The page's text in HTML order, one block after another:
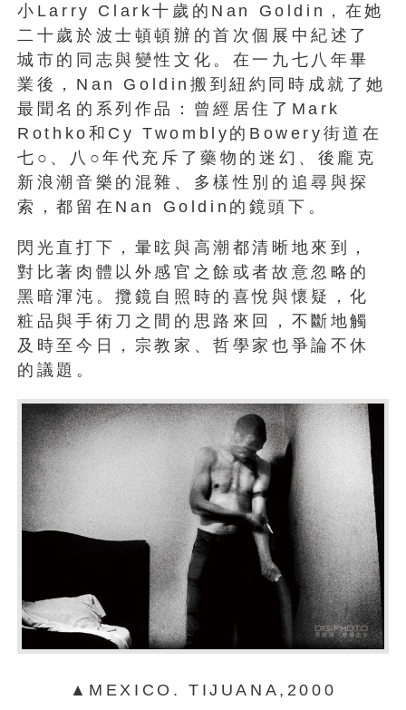
小Larry Clark十歲的Nan Goldin，在她
二十歲於波士頓頓辦的首次個展中紀述了
城市的同志與變性文化。在一九七八年畢
業後，Nan Goldin搬到紐約同時成就了她
最聞名的系列作品：曾經居住了Mark
Rothko和Cy Twombly的Bowery街道在
七○、八○年代充斥了藥物的迷幻、後龐克
新浪潮音樂的混雜、多樣性別的追尋與探
索，都留在Nan Goldin的鏡頭下。
閃光直打下，暈昡與高潮都清晰地來到，
對比著肉體以外感官之餘或者故意忽略的
黑暗渾沌。攬鏡自照時的喜悅與懷疑，化
粧品與手術刀之間的思路來回，不斷地觸
及時至今日，宗教家、哲學家也爭論不休
的議題。
▲MEXICO. TIJUANA,2000